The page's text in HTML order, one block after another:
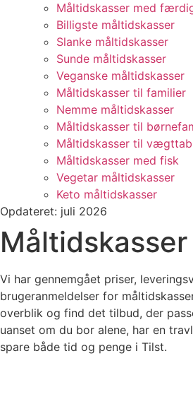
Måltidskasser med
Billigste måltidskasser
Slanke måltidskasser
Sunde måltidskasser
Veganske måltidskasser
Måltidskasser til familier
Nemme måltidskasser
Måltidskasser til
Måltidskasser til vægttab
Måltidskasser med fisk
Vegetar måltidskasser
Keto måltidskasser
Opdateret: juli 2026
Vi har gennemgået priser,
brugeranmeldelser for
overblik og find det tilbud, der
uanset om du bor alene, har en
spare både tid og penge i Tilst.